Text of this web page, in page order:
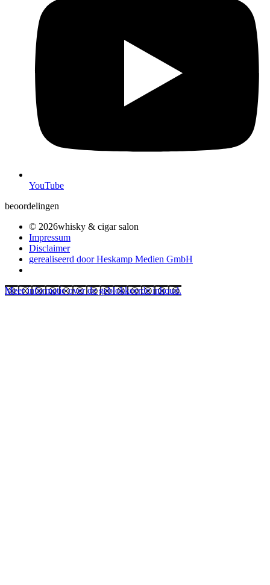
YouTube
beoordelingen
© 2026whisky & cigar salon
Impressum
Disclaimer
gerealiseerd door Heskamp Medien GmbH
Meer informatie over de geblokkeerde inhoud.